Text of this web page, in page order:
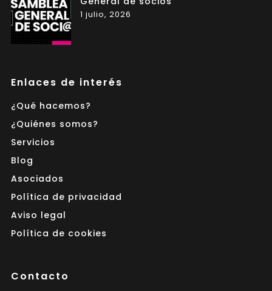
1 julio, 2026
Enlaces de interés
¿Qué hacemos?
¿Quiénes somos?
Servicios
Blog
Asociados
Política de privacidad
Aviso legal
Política de cookies
Contacto